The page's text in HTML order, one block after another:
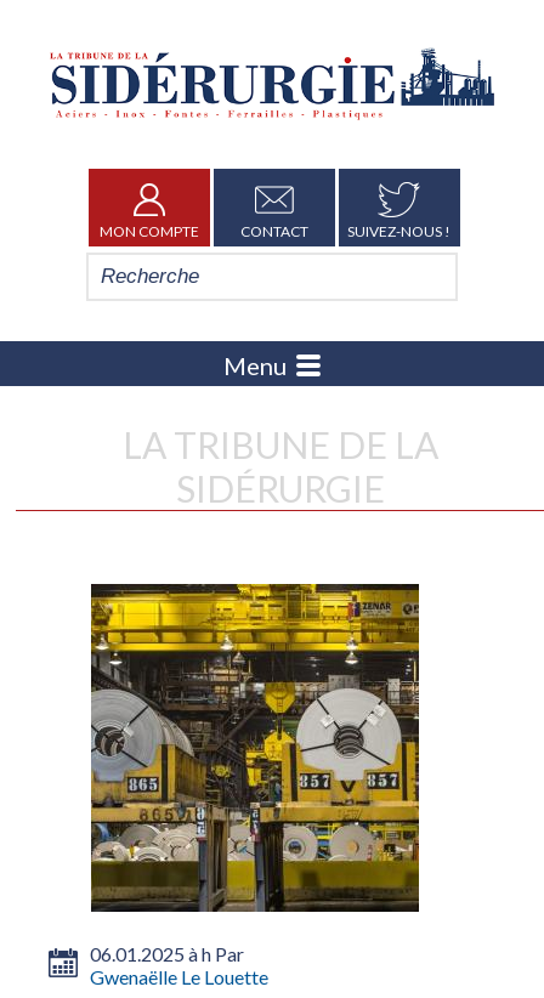
MON COMPTE CONTACT SUIVEZ-NOUS !
Menu
LA TRIBUNE DE LA
SIDÉRURGIE
06.01.2025 à h Par
Gwenaëlle Le Louette